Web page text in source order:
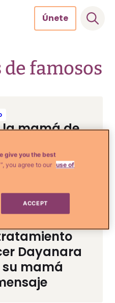
Únete
de famosos
mamá de
de
Dayanara
su mamá
give you the best
you agree to our use of
ACCEPT